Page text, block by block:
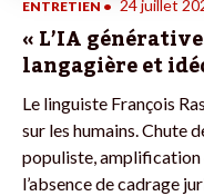
ENTRETIEN • 24 juillet
« L’IA
langagière et
Le linguiste François
sur les humains. Chute
populiste,
l’absence de cadrage